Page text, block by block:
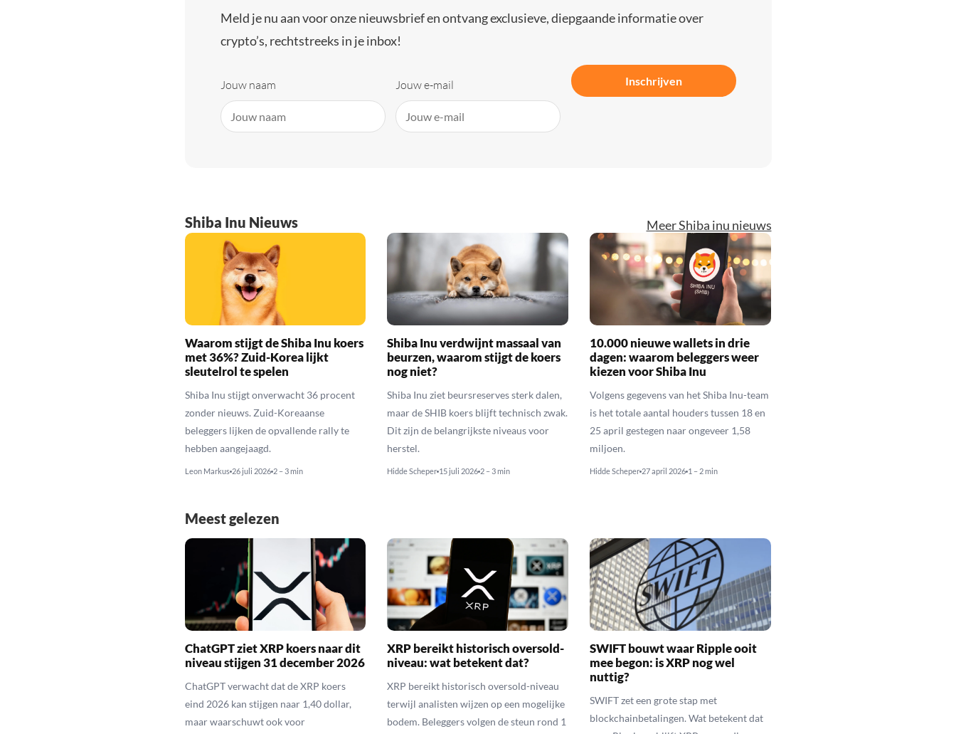
Meld je nu aan voor onze nieuwsbrief en ontvang exclusieve, diepgaande informatie over
crypto’s, rechtstreeks in je inbox!
Jouw naam Jouw e-mail Inschrijven
Shiba Inu Nieuws Meer Shiba inu nieuws
Waarom stijgt de Shiba Inu koers
met 36%? Zuid-Korea lijkt
sleutelrol te spelen
Shiba Inu stijgt onverwacht 36 procent
zonder nieuws. Zuid-Koreaanse
beleggers lijken de opvallende rally te
hebben aangejaagd.
Leon Markus 26 juli 2026 2 – 3 min
Shiba Inu verdwijnt massaal van
beurzen, waarom stijgt de koers
nog niet?
Shiba Inu ziet beursreserves sterk dalen,
maar de SHIB koers blijft technisch zwak.
Dit zijn de belangrijkste niveaus voor
herstel.
Hidde Scheper 15 juli 2026 2 – 3 min
10.000 nieuwe wallets in drie
dagen: waarom beleggers weer
kiezen voor Shiba Inu
Volgens gegevens van het Shiba Inu-team
is het totale aantal houders tussen 18 en
25 april gestegen naar ongeveer 1,58
miljoen.
Hidde Scheper 27 april 2026 1 – 2 min
Meest gelezen
ChatGPT ziet XRP koers naar dit
niveau stijgen 31 december 2026
ChatGPT verwacht dat de XRP koers
eind 2026 kan stijgen naar 1,40 dollar,
maar waarschuwt ook voor
XRP bereikt historisch oversold-
niveau: wat betekent dat?
XRP bereikt historisch oversold-niveau
terwijl analisten wijzen op een mogelijke
bodem. Beleggers volgen de steun rond 1
SWIFT bouwt waar Ripple ooit
mee begon: is XRP nog wel
nuttig?
SWIFT zet een grote stap met
blockchainbetalingen. Wat betekent dat